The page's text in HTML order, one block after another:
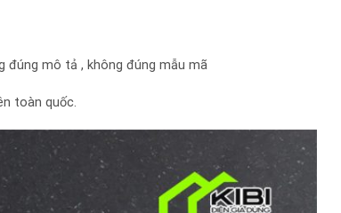
đúng mô tả , không đúng mẫu mã
toàn quốc.